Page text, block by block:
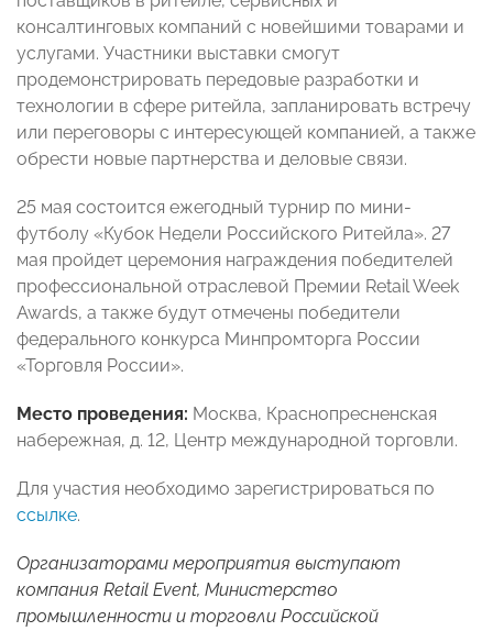
консалтинговых компаний с новейшими товарами и
услугами. Участники выставки смогут
продемонстрировать передовые разработки и
технологии в сфере ритейла, запланировать встречу
или переговоры с интересующей компанией, а также
обрести новые партнерства и деловые связи.
25 мая состоится ежегодный турнир по мини-
футболу «Кубок Недели Российского Ритейла». 27
мая пройдет церемония награждения победителей
профессиональной отраслевой Премии Retail Week
Awards, а также будут отмечены победители
федерального конкурса Минпромторга России
«Торговля России».
Место проведения: Москва, Краснопресненская
набережная, д. 12, Центр международной торговли.
Для участия необходимо зарегистрироваться по
ссылке.
Организаторами мероприятия выступают
компания Retail Event, Министерство
промышленности и торговли Российской